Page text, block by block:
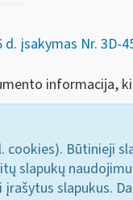
įsakymas Nr. 3D-
informacija,
cookies). Būtinieji
slapukų
slapukus.